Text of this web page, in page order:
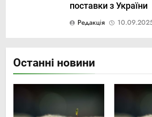
поставки з України
Редакція
Останні новини